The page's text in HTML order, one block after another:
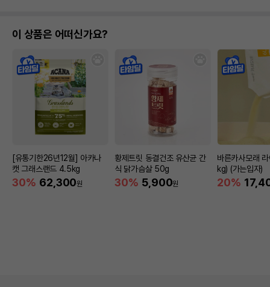
이 상품은 어떠신가요?
[유통기한26년12월] 아카나
캣 그래스랜드 4.5kg
30% 62,300원
황제트릿 동결건조 유산균 간
식 닭가슴살 50g
30% 5,900원
바른카사모래
kg) (가는입자)
20%